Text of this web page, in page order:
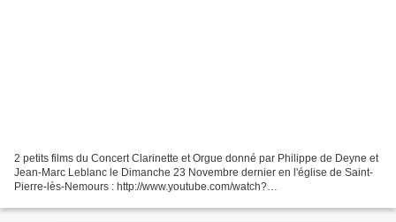
2 petits films du Concert Clarinette et Orgue donné par Philippe de Deyne et
Jean-Marc Leblanc le Dimanche 23 Novembre dernier en l'église de Saint-
Pierre-lès-Nemours : http://www.youtube.com/watch?